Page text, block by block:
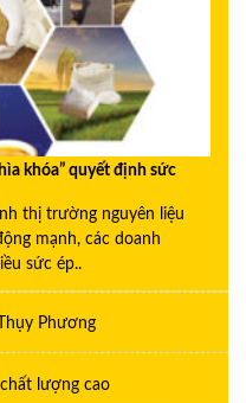
khóa” quyết định sức
thị trường nguyên liệu
mạnh, các doanh
sức ép..
Phương
lượng cao